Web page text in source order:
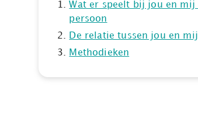
Wat er speelt bij jou en mij
persoon
De relatie tussen jou en mij
Methodieken